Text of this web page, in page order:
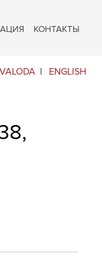
КОНТАКТЫ
ENGLISH